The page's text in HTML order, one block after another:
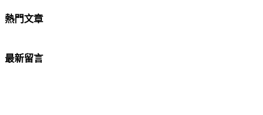
熱門文章
最新留言